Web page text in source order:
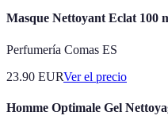
Masque Nettoyant Eclat 100
Perfumería Comas ES
23.90 EURVer el precio
Homme Optimale Gel